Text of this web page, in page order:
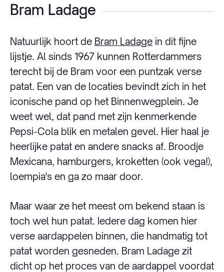
Bram Ladage
Natuurlijk hoort de Bram Ladage in dit fijne
lijstje. Al sinds 1967 kunnen Rotterdammers
terecht bij de Bram voor een puntzak verse
patat. Een van de locaties bevindt zich in het
iconische pand op het Binnenwegplein. Je
weet wel, dat pand met zijn kenmerkende
Pepsi-Cola blik en metalen gevel. Hier haal je
heerlijke patat en andere snacks af. Broodje
Mexicana, hamburgers, kroketten (ook vega!),
loempia's en ga zo maar door.
Maar waar ze het meest om bekend staan is
toch wel hun patat. Iedere dag komen hier
verse aardappelen binnen, die handmatig tot
patat worden gesneden. Bram Ladage zit
dicht op het proces van de aardappel voordat